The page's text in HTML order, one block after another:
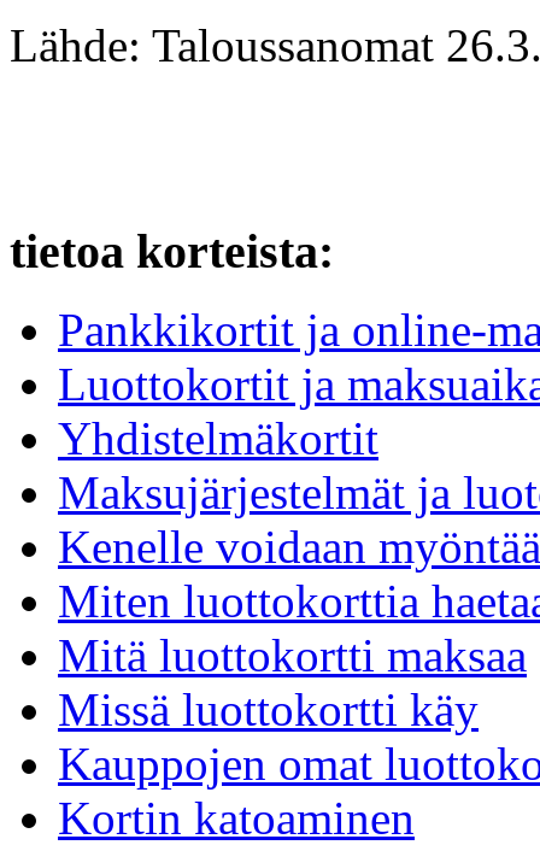
Lähde: Taloussanomat
tietoa korteista:
Pankkikortit ja online-
Luottokortit ja
Yhdistelmäkortit
Maksujärjestelmät ja
Kenelle voidaan
Miten luottokorttia
Mitä luottokortti maksaa
Missä luottokortti käy
Kauppojen omat
Kortin katoaminen